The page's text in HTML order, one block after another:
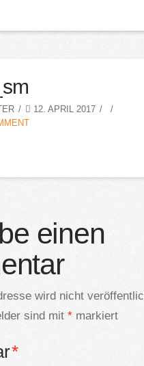
12. APRIL 2017
einen
wird nicht
sind mit *markiert
*